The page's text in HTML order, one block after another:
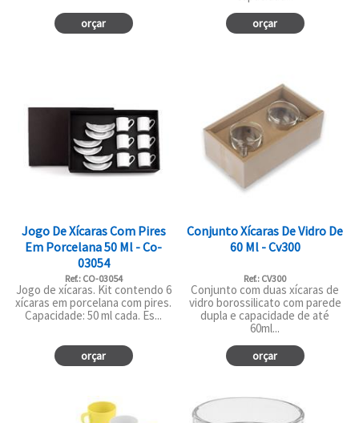
orçar orçar
Jogo De Xícaras Com Pires
Em Porcelana 50 Ml - Co-
03054
Ref.: CO-03054
Jogo de xícaras. Kit contendo 6
xícaras em porcelana com pires.
Capacidade: 50 ml cada. Es...
orçar
Conjunto Xícaras De Vidro De
60 Ml - Cv300
Ref.: CV300
Conjunto com duas xícaras de
vidro borossilicato com parede
dupla e capacidade de até
60ml...
orçar